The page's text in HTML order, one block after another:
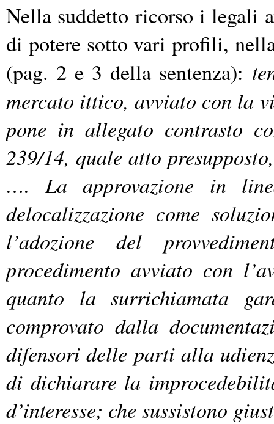
Nella suddetto ricorso i legali
di potere sotto vari profili,
(pag. 2 e 3 della sentenza):
mercato ittico, avviato con la
pone in allegato contrasto
239/14, quale atto
…. La approvazione in
delocalizzazione come
l’adozione del
procedimento avviato con
quanto la surrichiamata
comprovato dalla
difensori delle parti alla
di dichiarare la
d’interesse; che sussistono